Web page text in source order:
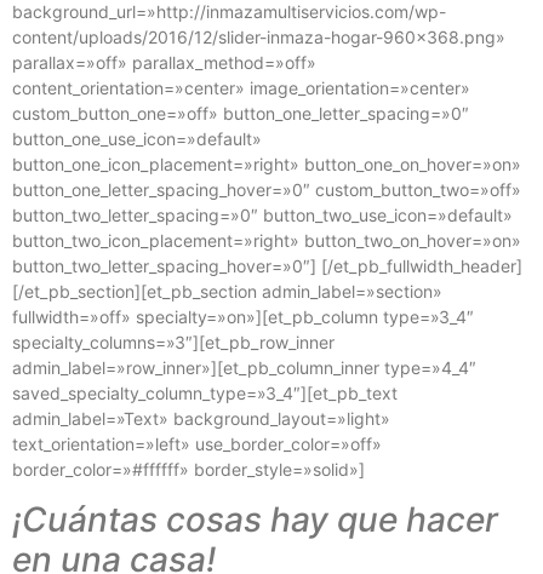
background_url=»http://inmazamultiservicios.com/wp-
content/uploads/2016/12/slider-inmaza-hogar-960×368.png»
parallax=»off» parallax_method=»off»
content_orientation=»center» image_orientation=»center»
custom_button_one=»off» button_one_letter_spacing=»0″
button_one_use_icon=»default»
button_one_icon_placement=»right» button_one_on_hover=»on»
button_one_letter_spacing_hover=»0″ custom_button_two=»off»
button_two_letter_spacing=»0″ button_two_use_icon=»default»
button_two_icon_placement=»right» button_two_on_hover=»on»
button_two_letter_spacing_hover=»0″] [/et_pb_fullwidth_header]
[/et_pb_section][et_pb_section admin_label=»section»
fullwidth=»off» specialty=»on»][et_pb_column type=»3_4″
specialty_columns=»3″][et_pb_row_inner
admin_label=»row_inner»][et_pb_column_inner type=»4_4″
saved_specialty_column_type=»3_4″][et_pb_text
admin_label=»Text» background_layout=»light»
text_orientation=»left» use_border_color=»off»
border_color=»#ffffff» border_style=»solid»]
¡Cuántas cosas hay que hacer
en una casa!